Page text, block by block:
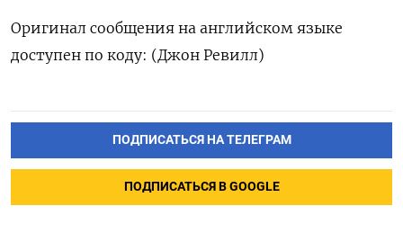
Оригинал сообщения на английском языке
доступен по коду: (Джон Ревилл)
ПОДПИСАТЬСЯ НА ТЕЛЕГРАМ
ПОДПИСАТЬСЯ В GOOGLE